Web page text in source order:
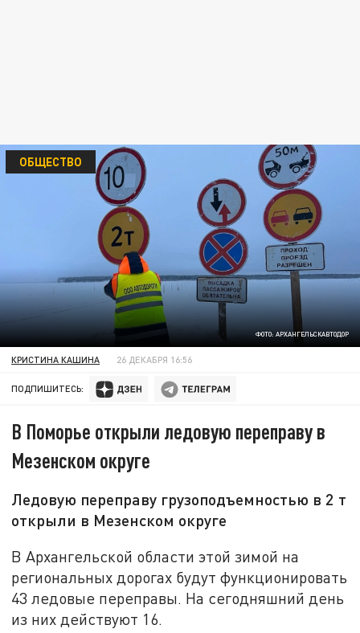
ФОТО: АРХАНГЕЛЬСКАВТОДОР
ОБЩЕСТВО
КРИСТИНА КАШИНА 26 ДЕКАБРЯ 16:56
ПОДПИШИТЕСЬ:
В Поморье открыли ледовую переправу в
Мезенском округе
Ледовую переправу грузоподъемностью в 2 т
открыли в Мезенском округе
В Архангельской области этой зимой на
региональных дорогах будут функционировать
43 ледовые переправы. На сегодняшний день
из них действуют 16.